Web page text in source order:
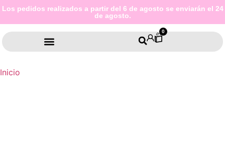
Los pedidos realizados a partir del 6 de agosto se enviarán el 24
de agosto.
0
Inicio